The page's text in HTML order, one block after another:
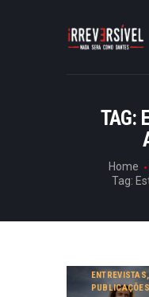
TAG:
Home
Tag:
HOME
ARTIGOS
ENTREVISTAS,
PUBLICAÇÕES